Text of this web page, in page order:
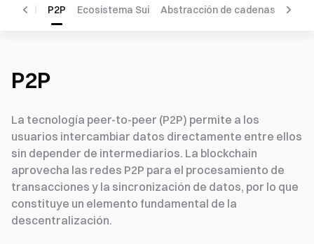
P2P Ecosistema Sui Abstracción de cadenas
P2P
La tecnología peer-to-peer (P2P) permite a los
usuarios intercambiar datos directamente entre ellos
sin depender de intermediarios. La blockchain
aprovecha las redes P2P para el procesamiento de
transacciones y la sincronización de datos, por lo que
constituye un elemento fundamental de la
descentralización.